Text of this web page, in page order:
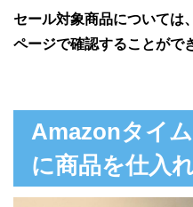
セール対象商品については
ページで確認することがで
Amazonタイ
に商品を仕入